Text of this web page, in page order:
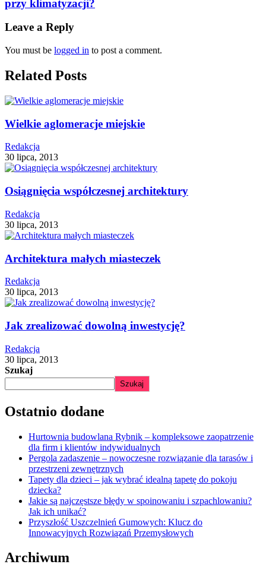
przy klimatyzacji?
Leave a Reply
You must be logged in to post a comment.
Related Posts
Wielkie aglomeracje miejskie
Redakcja
30 lipca, 2013
Osiągnięcia współczesnej architektury
Redakcja
30 lipca, 2013
Architektura małych miasteczek
Redakcja
30 lipca, 2013
Jak zrealizować dowolną inwestycję?
Redakcja
30 lipca, 2013
Szukaj
Szukaj
Ostatnio dodane
Hurtownia budowlana Rybnik – kompleksowe zaopatrzenie
dla firm i klientów indywidualnych
Pergola zadaszenie – nowoczesne rozwiązanie dla tarasów i
przestrzeni zewnętrznych
Tapety dla dzieci – jak wybrać idealną tapetę do pokoju
dziecka?
Jakie są najczęstsze błędy w spoinowaniu i szpachlowaniu?
Jak ich unikać?
Przyszłość Uszczelnień Gumowych: Klucz do
Innowacyjnych Rozwiązań Przemysłowych
Archiwum